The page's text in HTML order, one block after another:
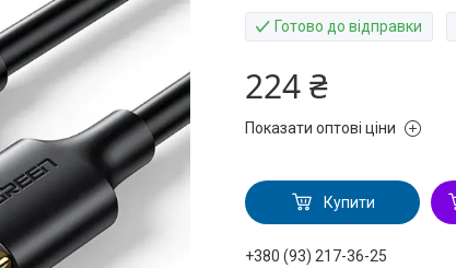
Готово до відправки
224 ₴
Показати оптові ціни
Купити
+380 (93) 217-36-25